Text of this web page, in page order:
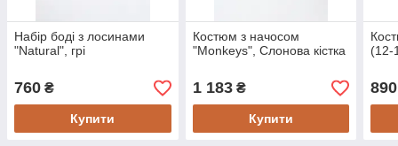
Набір боді з лосинами
"Natural", грі
760 ₴
Купити
Костюм з начосом
"Monkeys", Слонова кістка
1 183₴
Купити
(12-
890